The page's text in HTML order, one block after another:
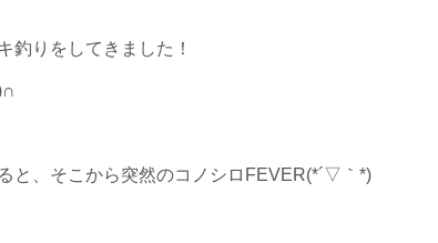
釣りをしてきました！
と、そこから突然のコノシロFEVER(*´▽｀*)